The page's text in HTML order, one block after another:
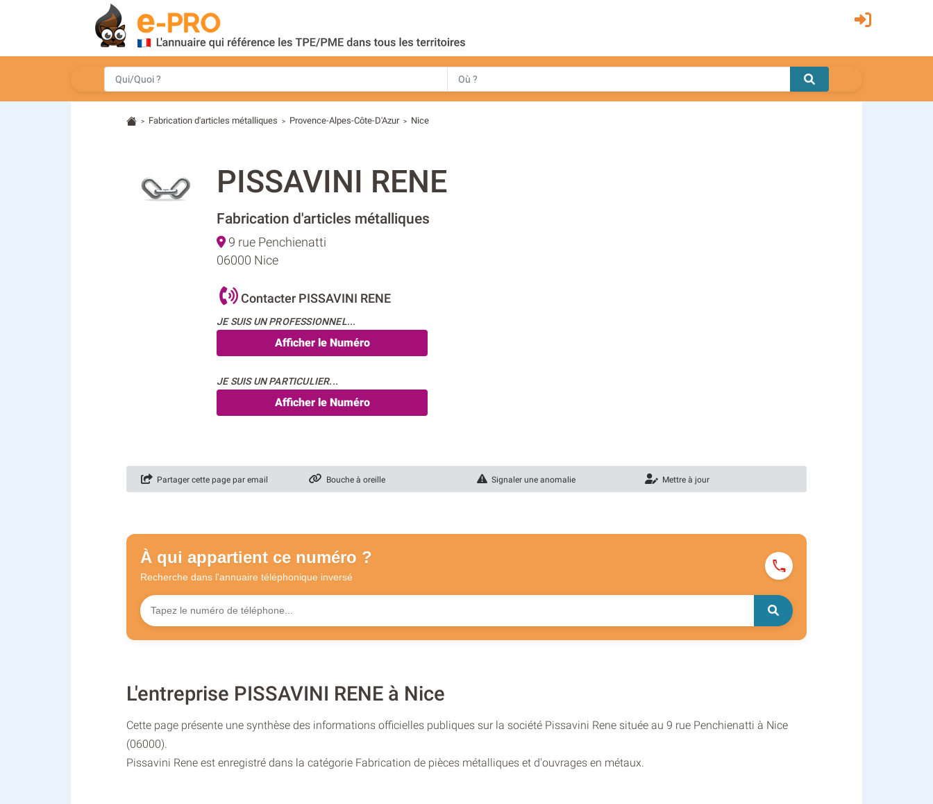
> Fabrication d'articles métalliques > Provence-Alpes-Côte-D'Azur > Nice
PISSAVINI RENE
Fabrication d'articles métalliques
9 rue Penchienatti
06000 Nice
Contacter PISSAVINI RENE
JE SUIS UN PROFESSIONNEL...
Afficher le Numéro
JE SUIS UN PARTICULIER...
Afficher le Numéro
Partager cette page par email Bouche à oreille Signaler une anomalie Mettre à jour
À qui appartient ce numéro ?
Recherche dans l'annuaire téléphonique inversé
L'entreprise PISSAVINI RENE à Nice
Cette page présente une synthèse des informations officielles publiques sur la société Pissavini Rene située au 9 rue Penchienatti à Nice
(06000).
Pissavini Rene est enregistré dans la catégorie Fabrication de pièces métalliques et d'ouvrages en métaux.